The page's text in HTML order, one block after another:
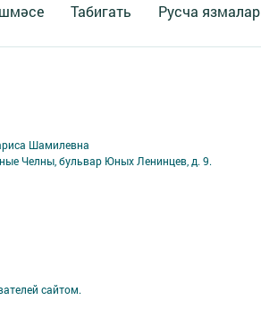
Табигать Русча язмалар
Шамилевна
Челны, бульвар Юных Ленинцев, д. 9.
сайтом.